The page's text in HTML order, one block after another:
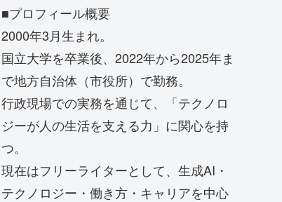
■プロフィール概要
2000年3月生まれ。
国立大学を卒業後、2022年から2025年ま
で地方自治体（市役所）で勤務。
行政現場での実務を通じて、「テクノロ
ジーが人の生活を支える力」に関心を持
つ。
現在はフリーライターとして、生成AI・
テクノロジー・働き方・キャリアを中心